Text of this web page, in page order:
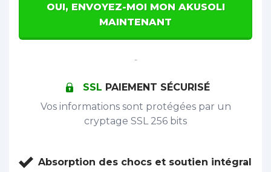
OUI, ENVOYEZ-MOI MON AKUSOLI
MAINTENANT
-
SSL PAIEMENT SÉCURISÉ
Vos informations sont protégées par un
cryptage SSL 256 bits
Absorption des chocs et soutien intégral